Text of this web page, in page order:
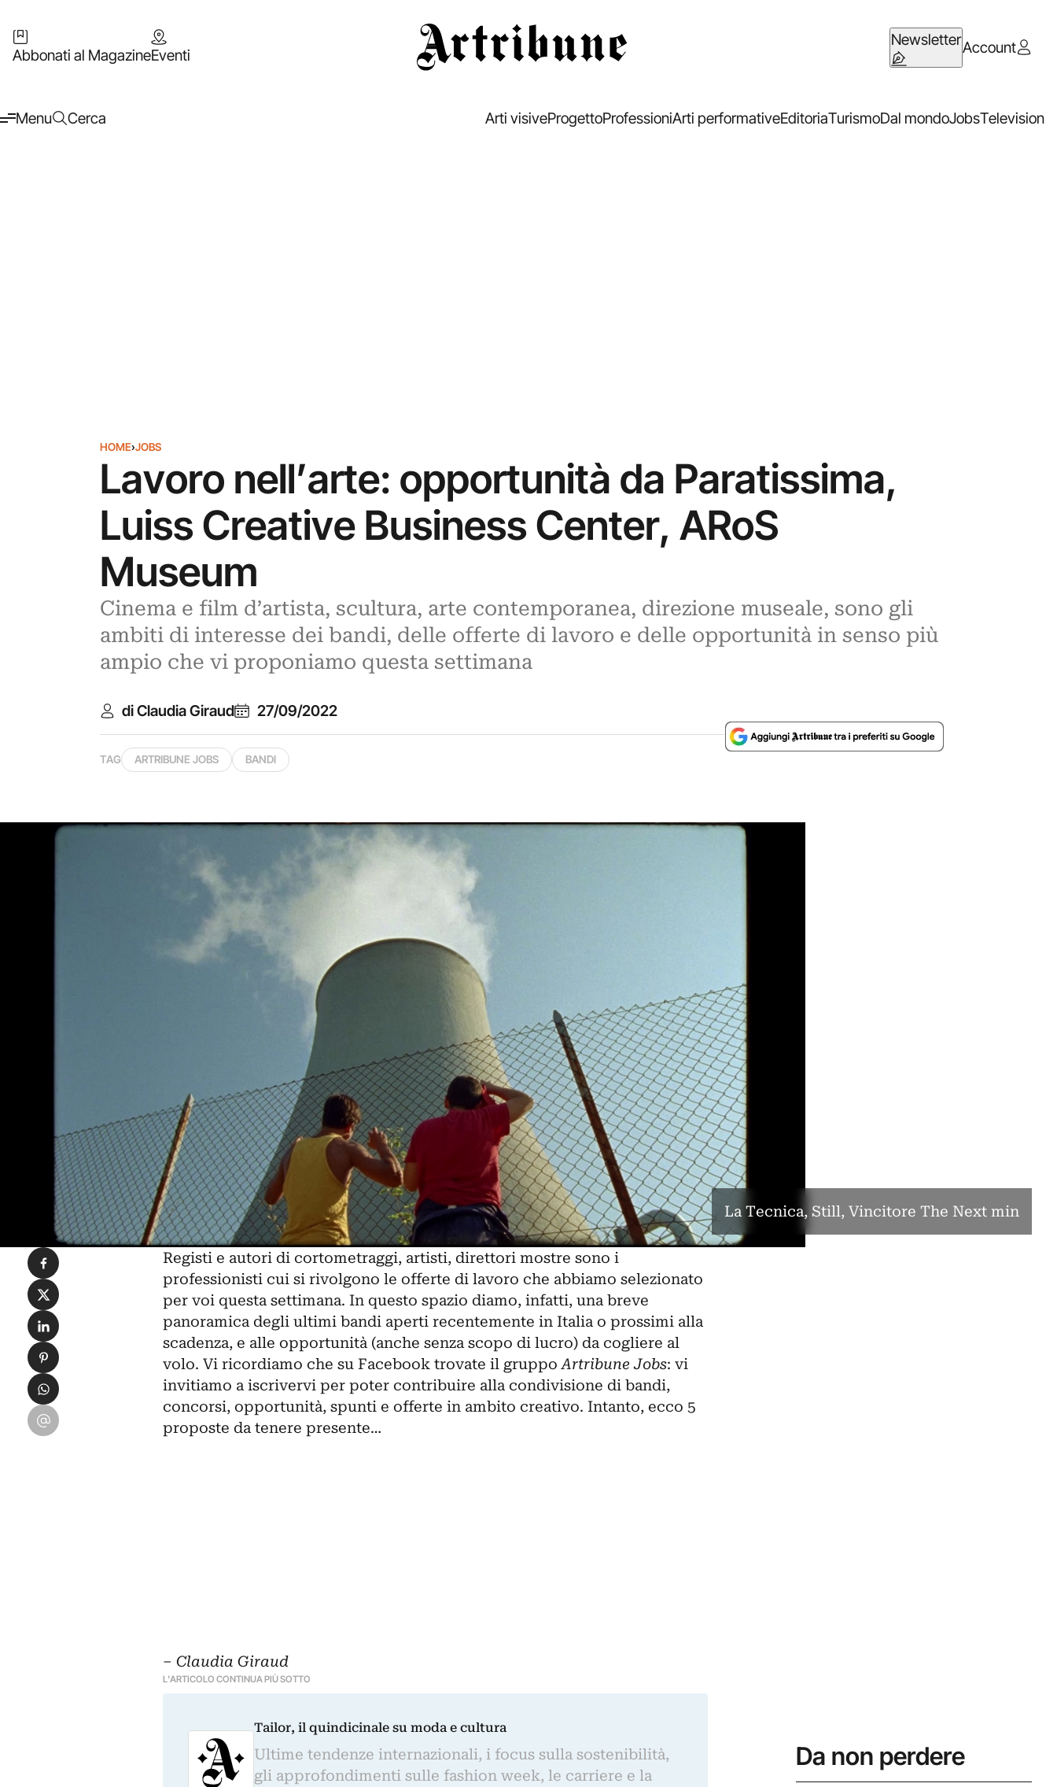
Abbonati al MagazineEventi
NewsletterAccount
Menu Cerca Arti visiveProgettoProfessioniArti performativeEditoriaTurismoDal mondoJobsTelevision
HOME›JOBS
Lavoro nell’arte: opportunità da Paratissima,
Luiss Creative Business Center, ARoS
Museum
Cinema e film d’artista, scultura, arte contemporanea, direzione museale, sono gli
ambiti di interesse dei bandi, delle offerte di lavoro e delle opportunità in senso più
ampio che vi proponiamo questa settimana
di Claudia Giraud 27/09/2022
TAG ARTRIBUNE JOBS BANDI
La Tecnica, Still, Vincitore The Next min
Registi e autori di cortometraggi, artisti, direttori mostre sono i
professionisti cui si rivolgono le offerte di lavoro che abbiamo selezionato
per voi questa settimana. In questo spazio diamo, infatti, una breve
panoramica degli ultimi bandi aperti recentemente in Italia o prossimi alla
scadenza, e alle opportunità (anche senza scopo di lucro) da cogliere al
volo. Vi ricordiamo che su Facebook trovate il gruppoArtribune Jobs: vi
invitiamo a iscrivervi per poter contribuire alla condivisione di bandi,
concorsi, opportunità, spunti e offerte in ambito creativo. Intanto, ecco 5
proposte da tenere presente…
– Claudia Giraud
L'ARTICOLO CONTINUA PIÙ SOTTO
Tailor, il quindicinale su moda e cultura
Ultime tendenze internazionali, i focus sulla sostenibilità,
gli approfondimenti sulle fashion week, le carriere e la
Da non perdere
Condividi su Facebook
Condividi su X
Condividi su LinkedIn
Condividi su Pinterest
Condividi su WhatsApp
Condividi su Email